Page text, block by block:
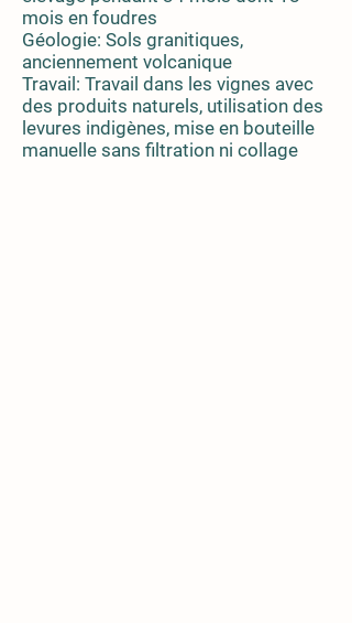
mois en foudres
Géologie: Sols granitiques,
anciennement volcanique
Travail: Travail dans les vignes avec
des produits naturels, utilisation des
levures indigènes, mise en bouteille
manuelle sans filtration ni collage